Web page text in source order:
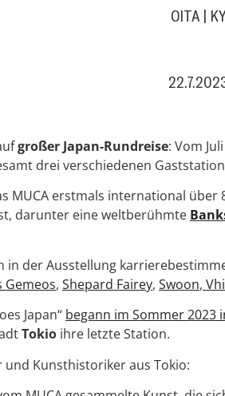
OITA |
großer Japan-Rundreise: Vom
drei verschiedenen
MUCA erstmals international
darunter eine weltberühmte
in der Ausstellung
Gemeos, Shepard Fairey, Swoon,
Japan“ begann im Sommer 2023
Tokio ihre letzte Station.
und Kunsthistoriker aus Tokio: